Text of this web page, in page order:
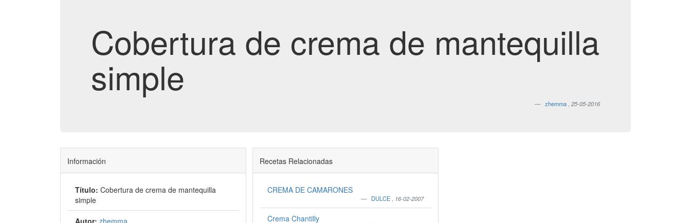
Cobertura de crema de mantequilla
simple
zhemma 25-05-2016
Información
Título: Cobertura de crema de mantequilla
simple
Autor: zhemma
Recetas Relacionadas
CREMA DE CAMARONES
DULCE 16-02-2007
Crema Chantilly